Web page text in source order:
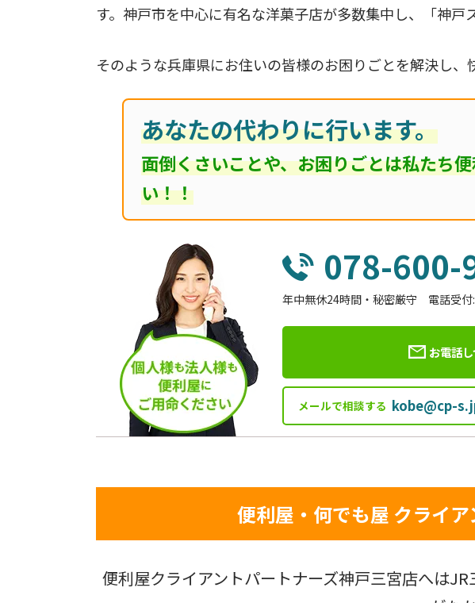
す。神戸市を中心に有名な洋菓子店が多数集中し、「神戸
そのような兵庫県にお住いの皆様のお困りごとを解決し
あなたの代わりに行います。
面倒くさいことや、お困りごとは私たち
い！！
078-600-
年中無休24時間・秘密厳守 電話受付
お電話
メールで相談する kobe@cp-
便利屋・何でも屋 クライ
便利屋クライアントパートナーズ神戸三宮店へは